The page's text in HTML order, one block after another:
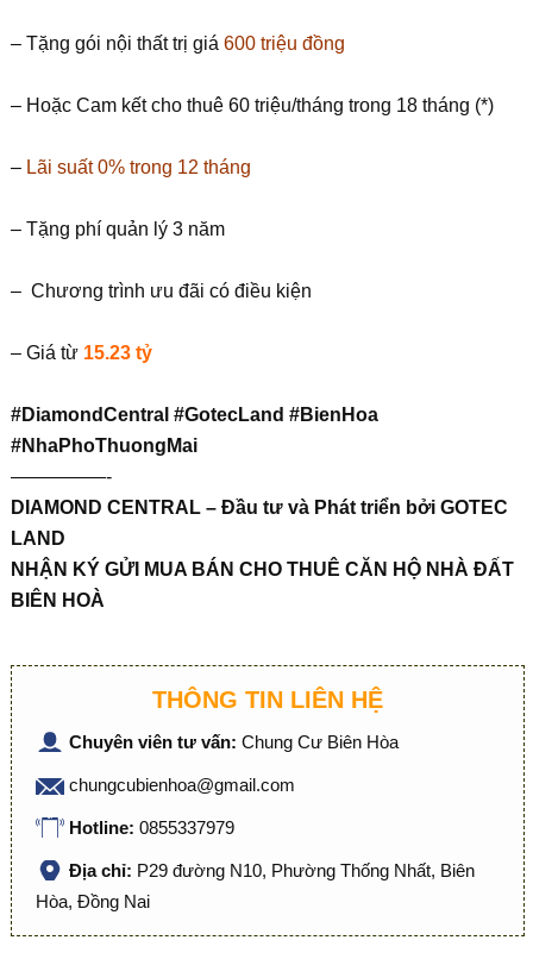
– Tặng gói nội thất trị giá 600 triệu đồng
– Hoặc Cam kết cho thuê 60 triệu/tháng trong 18 tháng (*)
– Lãi suất 0% trong 12 tháng
– Tặng phí quản lý 3 năm
– Chương trình ưu đãi có điều kiện
– Giá từ 15.23 tỷ
#DiamondCentral #GotecLand #BienHoa
#NhaPhoThuongMai
—————-
DIAMOND CENTRAL – Đầu tư và Phát triển bởi GOTEC
LAND
NHẬN KÝ GỬI MUA BÁN CHO THUÊ CĂN HỘ NHÀ ĐẤT
BIÊN HOÀ
THÔNG TIN LIÊN HỆ
Chuyên viên tư vấn: Chung Cư Biên Hòa
chungcubienhoa@gmail.com
Hotline: 0855337979
Địa chỉ: P29 đường N10, Phường Thống Nhất, Biên
Hòa, Đồng Nai